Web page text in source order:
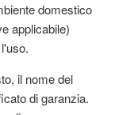
domestico
applicabile)
il nome del
di garanzia.